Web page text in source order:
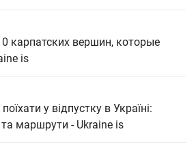
карпатских вершин, которые
is
у відпустку в Україні:
та маршрути - Ukraine is